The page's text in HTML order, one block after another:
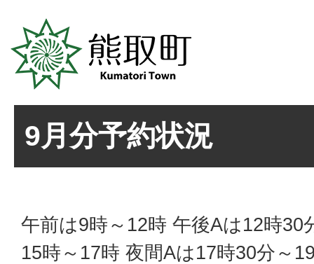
9月分予約状況
午前は9時～12時 午後Aは12時30
15時～17時 夜間Aは17時30分～